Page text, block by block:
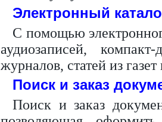
Электронный
С помощью
аудиозаписей,
журналов, статей из
Поиск и заказ
Поиск и заказ